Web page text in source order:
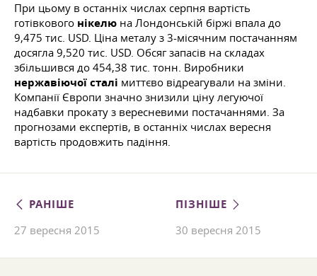
При цьому в останніх числах серпня вартість
готівкового нікелю на Лондонській біржі впала до
9,475 тис. USD. Ціна металу з 3-місячним постачанням
досягла 9,520 тис. USD. Обсяг запасів на складах
збільшився до 454,38 тис. тонн. Виробники
нержавіючої сталі миттєво відреагували на зміни.
Компанії Європи значно знизили ціну легуючої
надбавки прокату з вересневими постачаннями. За
прогнозами експертів, в останніх числах вересня
вартість продовжить падіння.
РАНІШЕ
27 вересня 2015
ПІЗНІШЕ
30 вересня 2015